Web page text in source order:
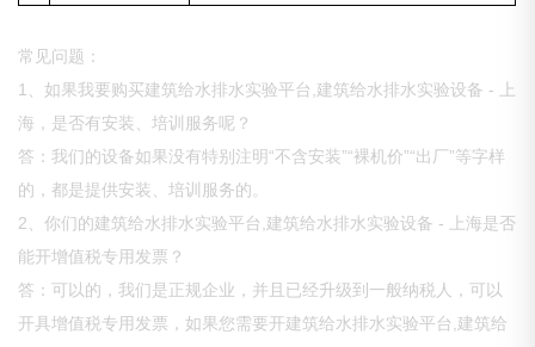
常见问题：
1、如果我要购买建筑给水排水实验平台,建筑给水排水实验设备 - 上
海，是否有安装、培训服务呢？
答：我们的设备如果没有特别注明“不含安装”“裸机价”“出厂”等字样
的，都是提供安装、培训服务的。
2、你们的建筑给水排水实验平台,建筑给水排水实验设备 - 上海是否
能开增值税专用发票？
答：可以的，我们是正规企业，并且已经升级到一般纳税人，可以
开具增值税专用发票，如果您需要开建筑给水排水实验平台,建筑给